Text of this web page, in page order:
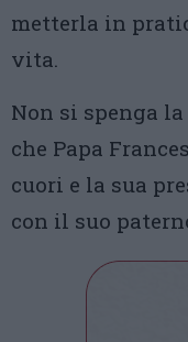
metterla in
vita.
Non si spenga
che Papa
cuori e la sua
con il suo